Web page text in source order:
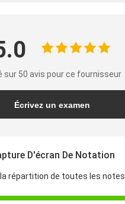
sur 50 avis pour ce fournisseur
Écrivez un examen
D'écran De Notation
répartition de toutes les notes